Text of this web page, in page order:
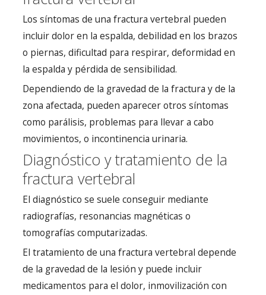
Los síntomas de una fractura vertebral pueden
incluir dolor en la espalda, debilidad en los brazos
o piernas, dificultad para respirar, deformidad en
la espalda y pérdida de sensibilidad.
Dependiendo de la gravedad de la fractura y de la
zona afectada, pueden aparecer otros síntomas
como parálisis, problemas para llevar a cabo
movimientos, o incontinencia urinaria.
Diagnóstico y tratamiento de la
fractura vertebral
El diagnóstico se suele conseguir mediante
radiografías, resonancias magnéticas o
tomografías computarizadas.
El tratamiento de una fractura vertebral depende
de la gravedad de la lesión y puede incluir
medicamentos para el dolor, inmovilización con